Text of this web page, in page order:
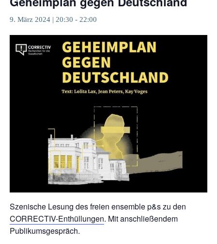
9. März 2024 | 20:30 - 22:00
Szenische Lesung des freien ensemble p&s zu den
CORRECTIV-Enthüllungen. Mit anschließendem
Publikumsgespräch.